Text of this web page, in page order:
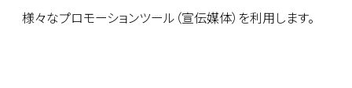
様々なプロモーションツール（宣伝媒体）を利用します。